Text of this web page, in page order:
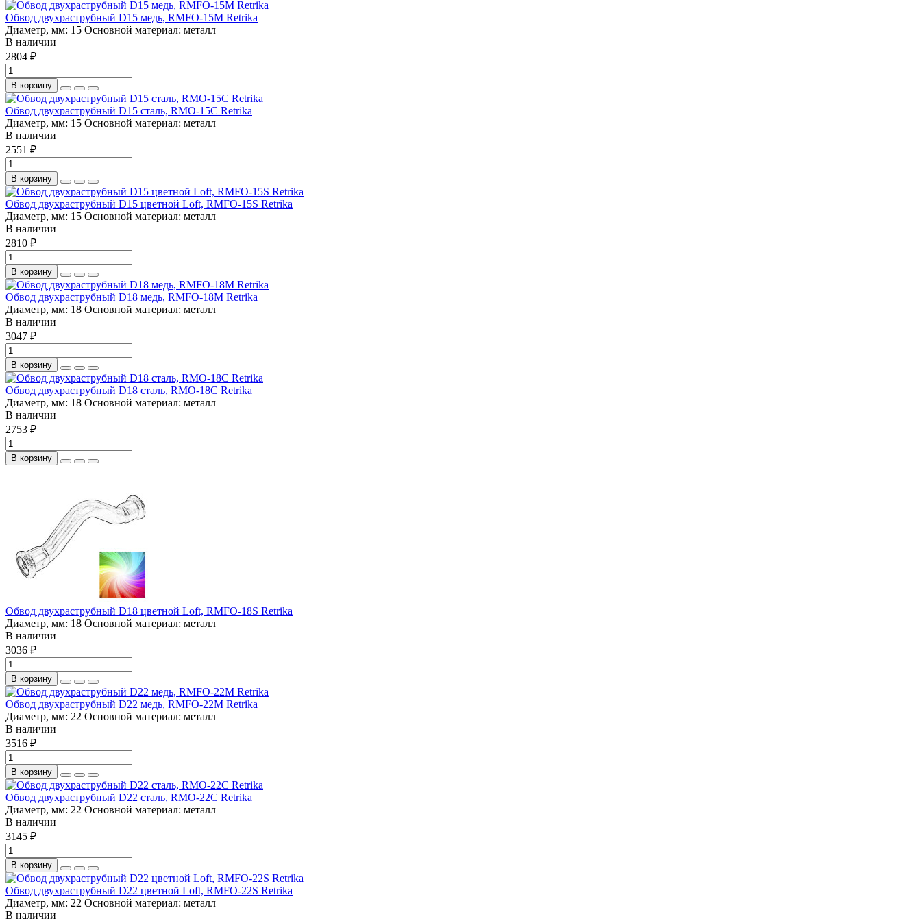
Обвод двухраструбный D15 медь, RMFO-15M Retrika
Диаметр, мм: 15 Основной материал: металл
В наличии
2804 ₽
В корзину
Обвод двухраструбный D15 сталь, RMO-15С Retrika
Диаметр, мм: 15 Основной материал: металл
В наличии
2551 ₽
В корзину
Обвод двухраструбный D15 цветной Loft, RMFO-15S Retrika
Диаметр, мм: 15 Основной материал: металл
В наличии
2810 ₽
В корзину
Обвод двухраструбный D18 медь, RMFO-18M Retrika
Диаметр, мм: 18 Основной материал: металл
В наличии
3047 ₽
В корзину
Обвод двухраструбный D18 сталь, RMO-18С Retrika
Диаметр, мм: 18 Основной материал: металл
В наличии
2753 ₽
В корзину
Обвод двухраструбный D18 цветной Loft, RMFO-18S Retrika
Диаметр, мм: 18 Основной материал: металл
В наличии
3036 ₽
В корзину
Обвод двухраструбный D22 медь, RMFO-22M Retrika
Диаметр, мм: 22 Основной материал: металл
В наличии
3516 ₽
В корзину
Обвод двухраструбный D22 сталь, RMO-22С Retrika
Диаметр, мм: 22 Основной материал: металл
В наличии
3145 ₽
В корзину
Обвод двухраструбный D22 цветной Loft, RMFO-22S Retrika
Диаметр, мм: 22 Основной материал: металл
В наличии